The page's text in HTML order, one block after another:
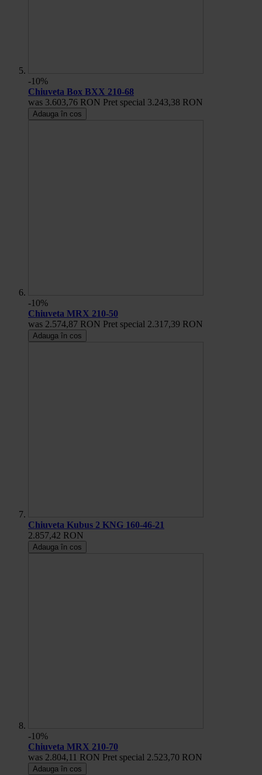
-10%
Chiuveta Box BXX 210-68
was 3.603,76 RON Pret special 3.243,38 RON
Adauga în cos
-10%
Chiuveta MRX 210-50
was 2.574,87 RON Pret special 2.317,39 RON
Adauga în cos
Chiuveta Kubus 2 KNG 160-46-21
2.857,42 RON
Adauga în cos
-10%
Chiuveta MRX 210-70
was 2.804,11 RON Pret special 2.523,70 RON
Adauga în cos